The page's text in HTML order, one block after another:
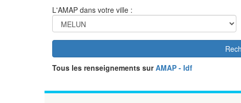
L'AMAP dans votre ville :
Tous les renseignements surAMAP - Idf